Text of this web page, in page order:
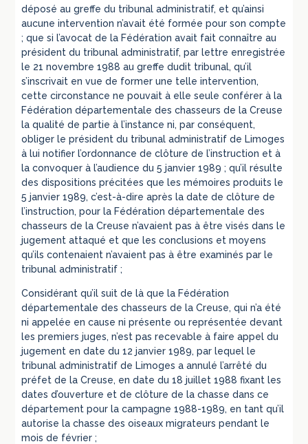
déposé au greffe du tribunal administratif, et qu’ainsi
aucune intervention n’avait été formée pour son compte
; que si l’avocat de la Fédération avait fait connaître au
président du tribunal administratif, par lettre enregistrée
le 21 novembre 1988 au greffe dudit tribunal, qu’il
s’inscrivait en vue de former une telle intervention,
cette circonstance ne pouvait à elle seule conférer à la
Fédération départementale des chasseurs de la Creuse
la qualité de partie à l’instance ni, par conséquent,
obliger le président du tribunal administratif de Limoges
à lui notifier l’ordonnance de clôture de l’instruction et à
la convoquer à l’audience du 5 janvier 1989 ; qu’il résulte
des dispositions précitées que les mémoires produits le
5 janvier 1989, c’est-à-dire après la date de clôture de
l’instruction, pour la Fédération départementale des
chasseurs de la Creuse n’avaient pas à être visés dans le
jugement attaqué et que les conclusions et moyens
qu’ils contenaient n’avaient pas à être examinés par le
tribunal administratif ;
Considérant qu’il suit de là que la Fédération
départementale des chasseurs de la Creuse, qui n’a été
ni appelée en cause ni présente ou représentée devant
les premiers juges, n’est pas recevable à faire appel du
jugement en date du 12 janvier 1989, par lequel le
tribunal administratif de Limoges a annulé l’arrêté du
préfet de la Creuse, en date du 18 juillet 1988 fixant les
dates d’ouverture et de clôture de la chasse dans ce
département pour la campagne 1988-1989, en tant qu’il
autorise la chasse des oiseaux migrateurs pendant le
mois de février ;